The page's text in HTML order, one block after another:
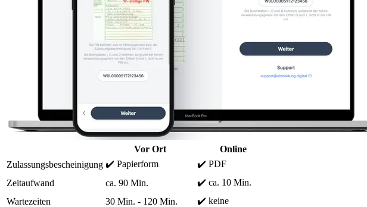
Vor Ort
Online
Zulassungsbescheinigung ✔️ Papierform
✔️ PDF
Zeitaufwand
ca. 90 Min.
✔️ ca. 10 Min.
Wartezeiten
30 Min. - 120 Min.
✔️ keine